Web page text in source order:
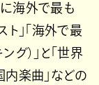
海外で最も
」「海外で最
）」と「世界
楽曲」などの